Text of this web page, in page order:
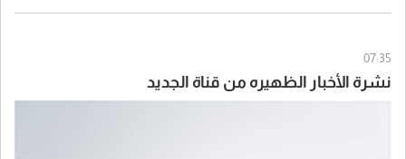
07:35
نشرة الأخبار الظهيره من قناة الجديد